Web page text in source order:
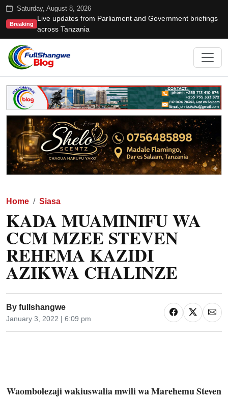
Saturday, August 8, 2026
Breaking
Live updates from Parliament and Government briefings
across Tanzania
Home Siasa
KADA MUAMINIFU WA
CCM MZEE STEVEN
REHEMA KAZIDI
AZIKWA CHALINZE
By fullshangwe
January 3, 2022 | 6:09 pm
Waombolezaji wakiuswalia mwili wa Marehemu Steven